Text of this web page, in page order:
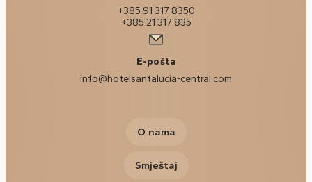
+385 91 317 8350
+385 21 317 835
E-pošta
info@hotelsantalucia-central.com
O nama
Smještaj